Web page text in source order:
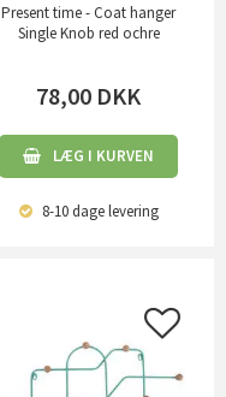
Present time - Coat hanger
Single Knob red ochre
78,00 DKK
LÆG I KURVEN
8-10 dagelevering